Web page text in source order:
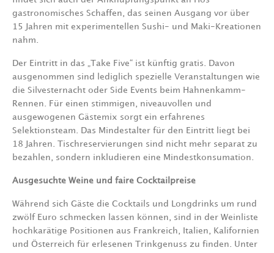
gastronomisches Schaffen, das seinen Ausgang vor über
15 Jahren mit experimentellen Sushi- und Maki-Kreationen
nahm.
Der Eintritt in das „Take Five“ ist künftig gratis. Davon
ausgenommen sind lediglich spezielle Veranstaltungen wie
die Silvesternacht oder Side Events beim Hahnenkamm-
Rennen. Für einen stimmigen, niveauvollen und
ausgewogenen Gästemix sorgt ein erfahrenes
Selektionsteam. Das Mindestalter für den Eintritt liegt bei
18 Jahren. Tischreservierungen sind nicht mehr separat zu
bezahlen, sondern inkludieren eine Mindestkonsumation.
Ausgesuchte Weine und faire Cocktailpreise
Während sich Gäste die Cocktails und Longdrinks um rund
zwölf Euro schmecken lassen können, sind in der Weinliste
hochkarätige Positionen aus Frankreich, Italien, Kalifornien
und Österreich für erlesenen Trinkgenuss zu finden. Unter